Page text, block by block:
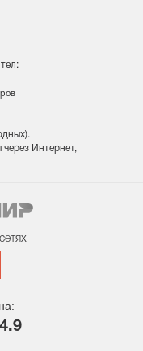
).
Интернет,
–
4.9